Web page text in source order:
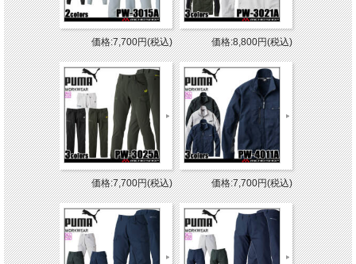
価格:7,700円(税込) 価格:8,800円(税込)
価格:7,700円(税込) 価格:7,700円(税込)